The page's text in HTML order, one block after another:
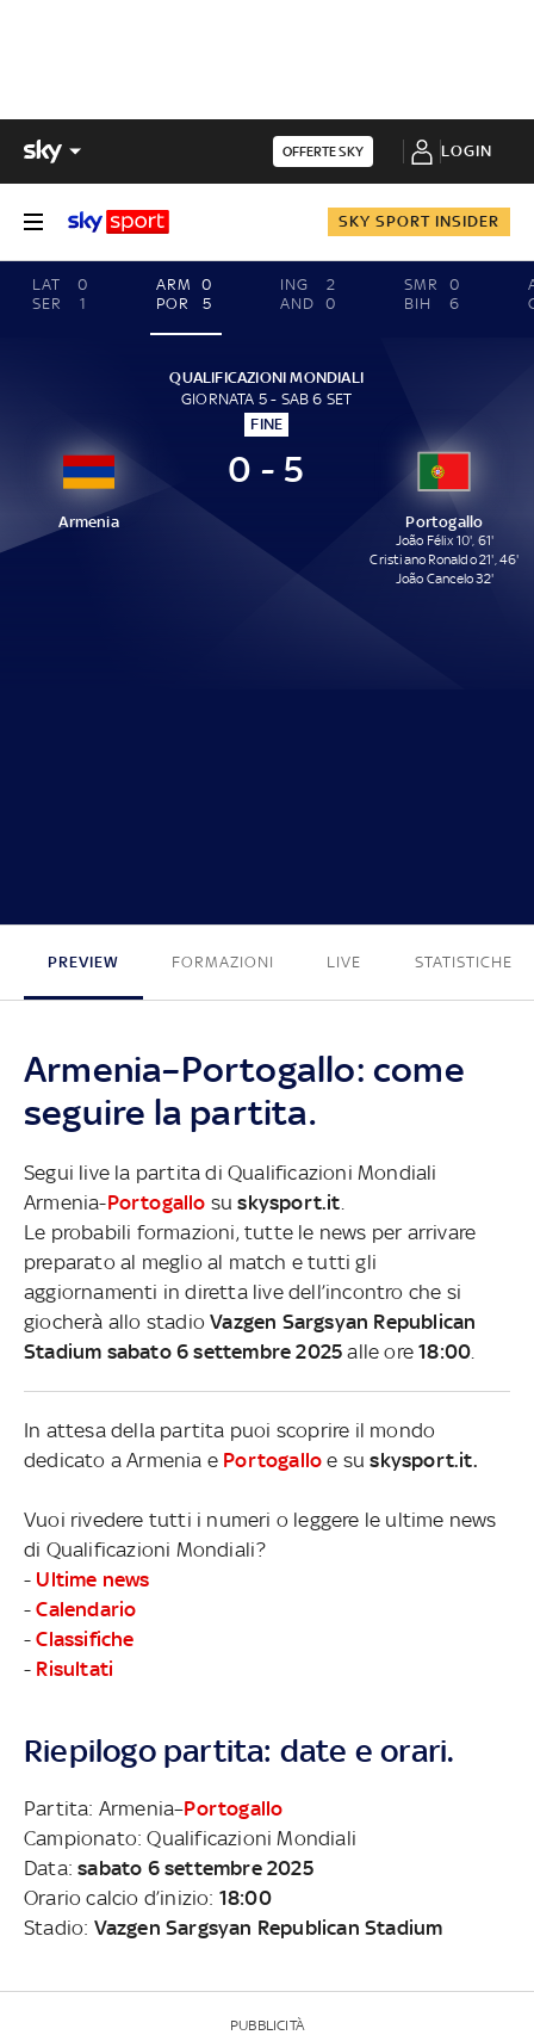
OFFERTE SKY LOGIN
SKY SPORT INSIDER
LAT
0
SER
1
ARM
0
POR
5
ING
2
AND
0
SMR
0
BIH
6
QUALIFICAZIONI MONDIALI
GIORNATA 5 - SAB 6 SET
FINE
Armenia
0 - 5
Portogallo
João Félix 10', 61'
Cristiano Ronaldo 21', 46'
João Cancelo 32'
PREVIEW FORMAZIONI LIVE STATISTICHE
Armenia–Portogallo: come
seguire la partita.
Segui live la partita di Qualificazioni Mondiali
Armenia-Portogallo suskysport.it
Le probabili formazioni, tutte le news per arrivare
preparato al meglio al match e tutti gli
aggiornamenti in diretta live dell’incontro che si
giocherà allo stadioVazgen Sargsyan Republican
Stadium sabato 6 settembre 2025 alle ore18:00
In attesa della partita puoi scoprire il mondo
dedicato a Armenia e Portogallo e suskysport.it.
Vuoi rivedere tutti i numeri o leggere le ultime news
di Qualificazioni Mondiali?
- Ultime news
-Calendario
-Classifiche
- Risultati
Riepilogo partita: date e orari.
Partita: Armenia–Portogallo
Campionato: Qualificazioni Mondiali
Data:sabato 6 settembre 2025
Orario calcio d’inizio: 18:00
Stadio: Vazgen Sargsyan Republican Stadium
PUBBLICITÀ